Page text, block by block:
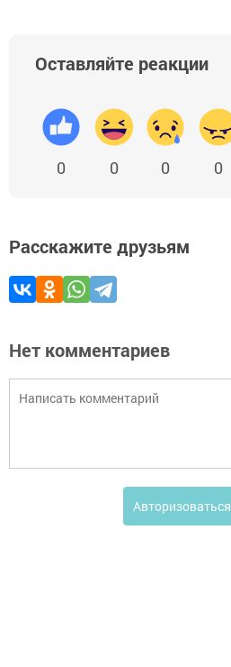
Оставляйте реакции
0 0 0 0
Расскажите друзьям
Нет комментариев
Авторизоваться